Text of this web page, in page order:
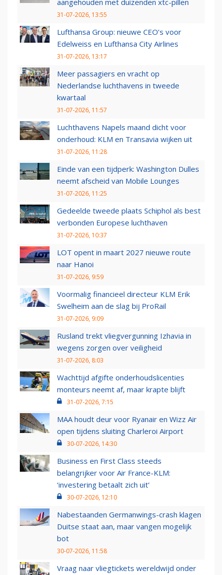
aangehouden met duizenden xtc-pillen
31-07-2026, 13:55
Lufthansa Group: nieuwe CEO’s voor
Edelweiss en Lufthansa City Airlines
31-07-2026, 13:17
Meer passagiers en vracht op
Nederlandse luchthavens in tweede
kwartaal
31-07-2026, 11:57
Luchthavens Napels maand dicht voor
onderhoud: KLM en Transavia wijken uit
31-07-2026, 11:28
Einde van een tijdperk: Washington Dulles
neemt afscheid van Mobile Lounges
31-07-2026, 11:25
Gedeelde tweede plaats Schiphol als best
verbonden Europese luchthaven
31-07-2026, 10:37
LOT opent in maart 2027 nieuwe route
naar Hanoi
31-07-2026, 9:59
Voormalig financieel directeur KLM Erik
Swelheim aan de slag bij ProRail
31-07-2026, 9:09
Rusland trekt vliegvergunning Izhavia in
wegens zorgen over veiligheid
31-07-2026, 8:03
Wachttijd afgifte onderhoudslicenties
monteurs neemt af, maar krapte blijft
31-07-2026, 7:15
MAA houdt deur voor Ryanair en Wizz Air
open tijdens sluiting Charleroi Airport
30-07-2026, 14:30
Business en First Class steeds
belangrijker voor Air France-KLM:
‘investering betaalt zich uit’
30-07-2026, 12:10
Nabestaanden Germanwings-crash klagen
Duitse staat aan, maar vangen mogelijk
bot
30-07-2026, 11:58
Vraag naar vliegtickets wereldwijd onder